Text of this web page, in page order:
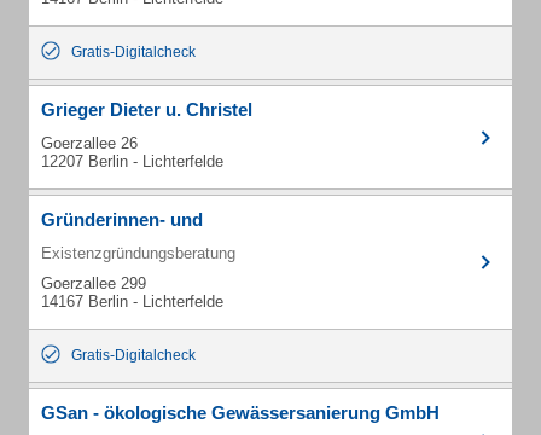
Gratis-Digitalcheck
Grieger Dieter u. Christel
Goerzallee 26
12207 Berlin - Lichterfelde
Gründerinnen- und
Existenzgründungsberatung
Goerzallee 299
14167 Berlin - Lichterfelde
Gratis-Digitalcheck
GSan - ökologische Gewässersanierung GmbH